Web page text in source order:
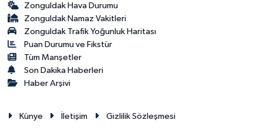
Zonguldak Hava Durumu
Zonguldak Namaz Vakitleri
Zonguldak Trafik Yoğunluk Haritası
Puan Durumu ve Fikstür
Tüm Manşetler
Son Dakika Haberleri
Haber Arşivi
Künye İletişim Gizlilik Sözleşmesi